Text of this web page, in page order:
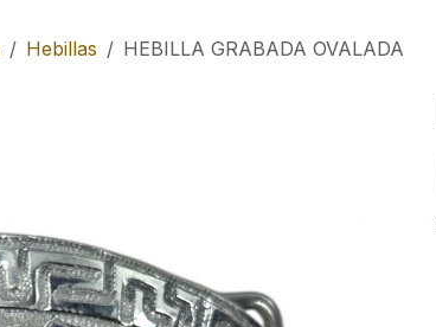
Hebillas HEBILLA GRABADA OVALADA